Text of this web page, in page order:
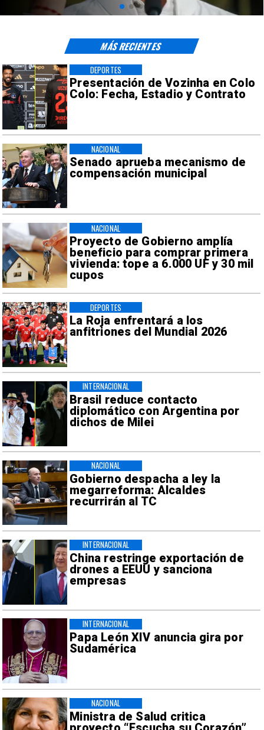
Presentación de Vozinha en Colo
Colo: Fecha, Estadio y Contrato
DEPORTES
Senado aprueba mecanismo de
compensación municipal
NACIONAL
Proyecto de Gobierno amplía
beneficio para comprar primera
vivienda: tope a 6.000 UF y 30 mil
cupos
NACIONAL
La Roja enfrentará a los
anfitriones del Mundial 2026
DEPORTES
Brasil reduce contacto
diplomático con Argentina por
dichos de Milei
INTERNACIONAL
Gobierno despacha a ley la
megarreforma: Alcaldes
recurrirán al TC
NACIONAL
China restringe exportación de
drones a EEUU y sanciona
empresas
INTERNACIONAL
Papa León XIV anuncia gira por
Sudamérica
INTERNACIONAL
Ministra de Salud critica
NACIONAL
MÁS RECIENTES